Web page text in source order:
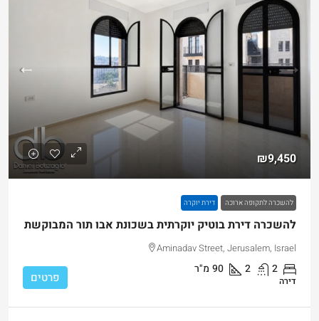
₪9,450
להשכרה לתקופה ארוכה דירת יוקרה
להשכרה דירת בוטיק יוקרתית בשכונת אבו תור המבוקשת
Aminadav Street, Jerusalem, Israel
2
2
90 מ"ר
דירה פרטים